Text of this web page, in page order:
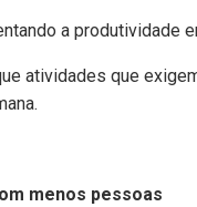
a
atividades que
menos pessoas